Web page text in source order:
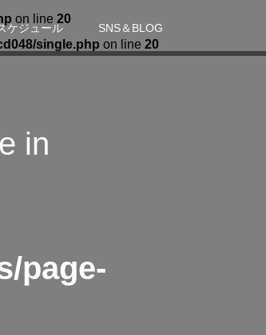
ケジュール SNS＆BLOG
on line 20
single.php on line 20
in
page-